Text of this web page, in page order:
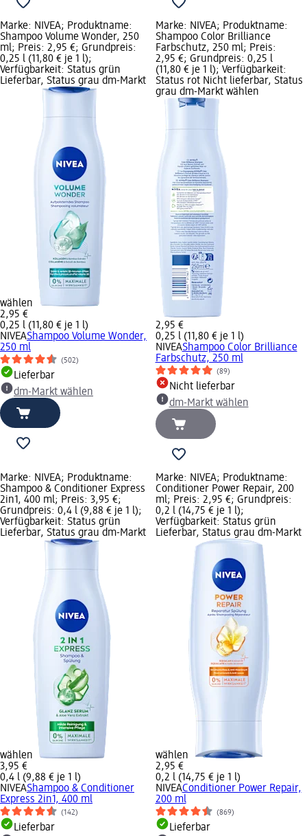
Marke: NIVEA; Produktname:
Shampoo Volume Wonder, 250
ml; Preis: 2,95 €; Grundpreis:
0,25 l (11,80 € je 1 l);
Verfügbarkeit: Status grün
Lieferbar, Status grau dm-Markt
wählen
2,95 €
0,25 l (11,80 € je 1 l)
NIVEAShampoo Volume Wonder,
250 ml
(502)
Lieferbar
dm-Markt wählen
Marke: NIVEA; Produktname:
Shampoo Color Brilliance
Farbschutz, 250 ml; Preis:
2,95 €; Grundpreis: 0,25 l
(11,80 € je 1 l); Verfügbarkeit:
Status rot Nicht lieferbar, Status
grau dm-Markt wählen
2,95 €
0,25 l (11,80 € je 1 l)
NIVEAShampoo Color Brilliance
Farbschutz, 250 ml
(89)
Nicht lieferbar
dm-Markt wählen
Marke: NIVEA; Produktname:
Shampoo & Conditioner Express
2in1, 400 ml; Preis: 3,95 €;
Grundpreis: 0,4 l (9,88 € je 1 l);
Verfügbarkeit: Status grün
Lieferbar, Status grau dm-Markt
wählen
3,95 €
0,4 l (9,88 € je 1 l)
NIVEAShampoo & Conditioner
Express 2in1, 400 ml
(142)
Lieferbar
Marke: NIVEA; Produktname:
Conditioner Power Repair, 200
ml; Preis: 2,95 €; Grundpreis:
0,2 l (14,75 € je 1 l);
Verfügbarkeit: Status grün
Lieferbar, Status grau dm-Markt
wählen
2,95 €
0,2 l (14,75 € je 1 l)
NIVEAConditioner Power Repair,
200 ml
(869)
Lieferbar